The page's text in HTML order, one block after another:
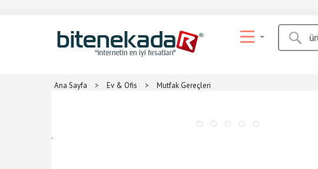
Ana Sayfa > Ev & Ofis > Mutfak Gereçleri
.